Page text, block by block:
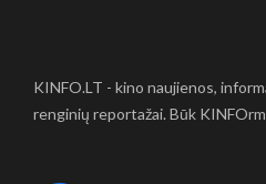
KINFO.LT - kino naujienos,
renginių reportažai. Būk